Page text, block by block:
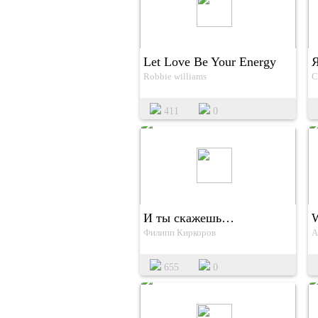
Let Love Be Your Energy
Robbie williams
411 0
И ты скажешь…
Филипп Киркоров
655 0